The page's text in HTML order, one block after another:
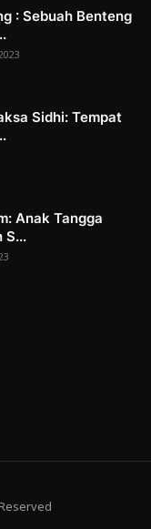
: Sebuah Benteng
Sidhi: Tempat
Anak Tangga
S...